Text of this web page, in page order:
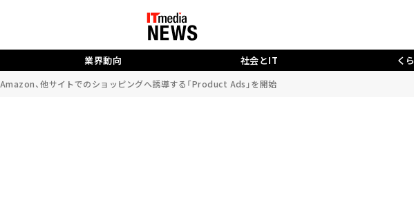
業界動向 社会とIT く
Amazon、他サイトでのショッピングへ誘導する「Product Ads」を開始